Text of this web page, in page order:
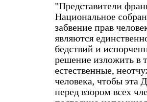
"Представители
Национальное
забвение прав
являются
бедствий и
решение изложить в
естественные,
человека, чтобы эта
перед взором всех